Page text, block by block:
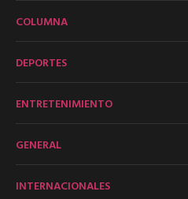
COLUMNA
DEPORTES
ENTRETENIMIENTO
GENERAL
INTERNACIONALES